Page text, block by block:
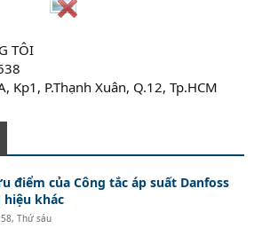
TÔI
Kp1, P.Thạnh Xuân, Q.12, Tp.HCM
điểm của Công tắc áp suất Danfoss
khác
Thứ sáu